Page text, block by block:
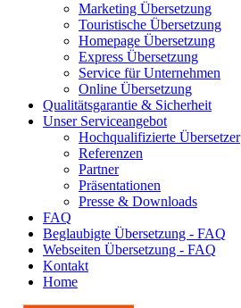
Marketing Übersetzung
Touristische Übersetzung
Homepage Übersetzung
Express Übersetzung
Service für Unternehmen
Online Übersetzung
Qualitätsgarantie & Sicherheit
Unser Serviceangebot
Hochqualifizierte Übersetzer
Referenzen
Partner
Präsentationen
Presse & Downloads
FAQ
Beglaubigte Übersetzung - FAQ
Webseiten Übersetzung - FAQ
Kontakt
Home